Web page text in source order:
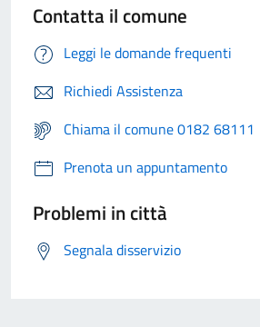
Contatta il comune
Leggi le domande frequenti
Richiedi Assistenza
Chiama il comune 0182 68111
Prenota un appuntamento
Problemi in città
Segnala disservizio